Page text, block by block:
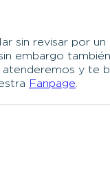
sin revisar por un
embargo
atenderemos y te
Fanpage.